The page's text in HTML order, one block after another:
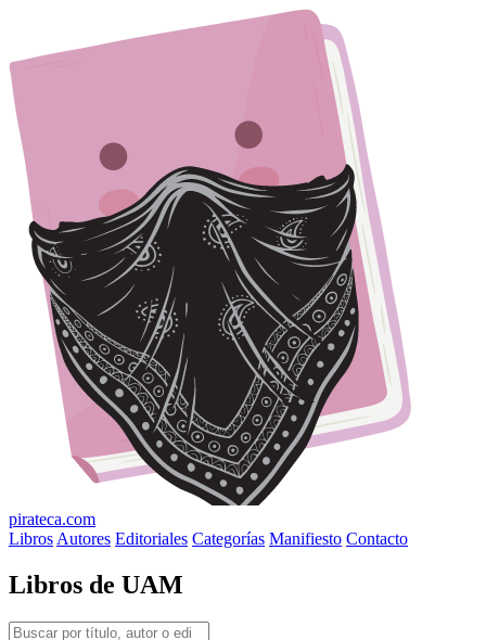
pirateca.com
Libros Autores Editoriales Categorías Manifiesto Contacto
Libros de UAM